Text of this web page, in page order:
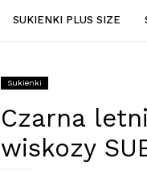
SUKIENKI PLUS SIZE
Sukienki
Czarna
wiskozy